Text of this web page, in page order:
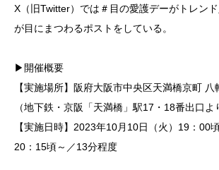
X（旧Twitter）では＃目の愛護デーがトレン
が目にまつわるポストをしている。
▶開催概要
【実施場所】阪府大阪市中央区天満橋京町
（地下鉄・京阪「天満橋」駅17・18番出口よ
【実施日時】2023年10月10日（火）19：00
20：15頃～／13分程度